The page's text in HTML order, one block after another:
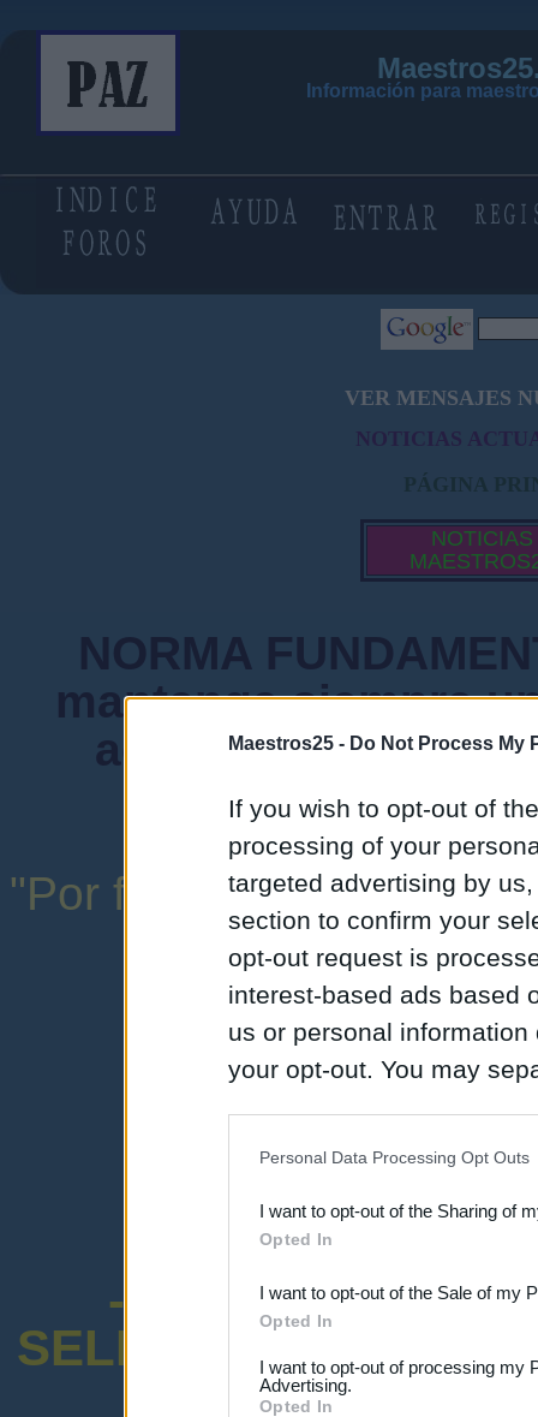
Maestros25 - Do Not Process My
If you wish to opt-out of
processing of your
targeted advertising by
section to confirm your
opt-out request is
interest-based ads based
us or personal
your opt-out. You may
Downstream Participants
third parties.
Personal Data Processing Opt Outs
I want to opt-out of the Sharing of
Opted In
I want to opt-out of the Sale of my
Opted In
I want to opt-out of processing my
Advertising.
Opted In
Información para
VER MENSAJES
NOTICIAS
PÁGINA
NOTICIAS
NORMA
mantenga siempre
admiten mensajes
instituciones
"Por favor, no abuse de
una expresión
-ENCUESTA
SELECTIVO